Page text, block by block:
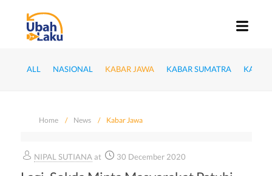
ALL NASIONAL KABAR JAWA KABAR SUMATRA
Home News Kabar Jawa
NIPAL SUTIANA at 30 December 2020